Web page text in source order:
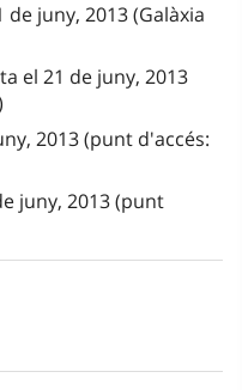
juny, 2013 (Galàxia
el 21 de juny, 2013
2013 (punt d'accés:
juny, 2013 (punt